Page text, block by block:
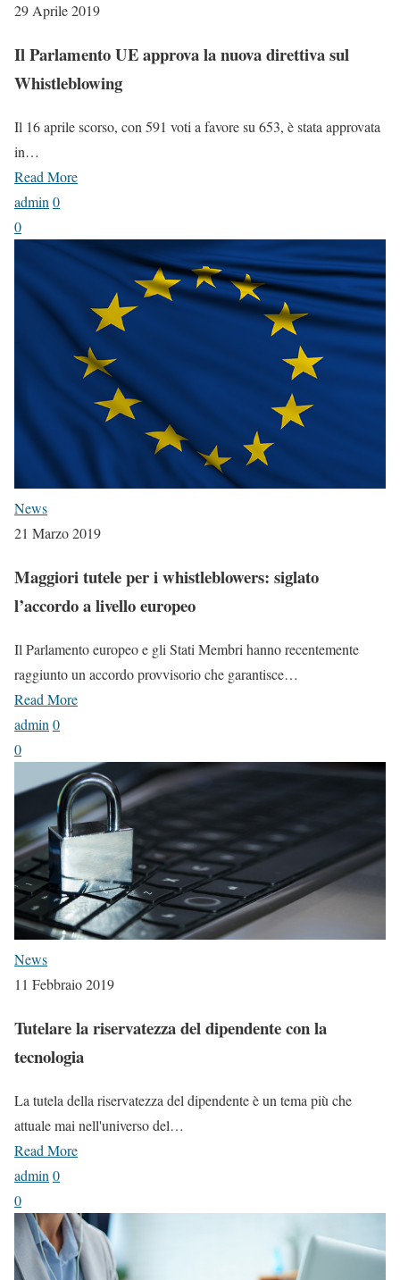
29 Aprile 2019
Il Parlamento UE approva la nuova direttiva sul
Whistleblowing
Il 16 aprile scorso, con 591 voti a favore su 653, è stata approvata
in…
Read More
admin 0
0
News
21 Marzo 2019
Maggiori tutele per i whistleblowers: siglato
l’accordo a livello europeo
Il Parlamento europeo e gli Stati Membri hanno recentemente
raggiunto un accordo provvisorio che garantisce…
Read More
admin 0
0
News
11 Febbraio 2019
Tutelare la riservatezza del dipendente con la
tecnologia
La tutela della riservatezza del dipendente è un tema più che
attuale mai nell'universo del…
Read More
admin 0
0